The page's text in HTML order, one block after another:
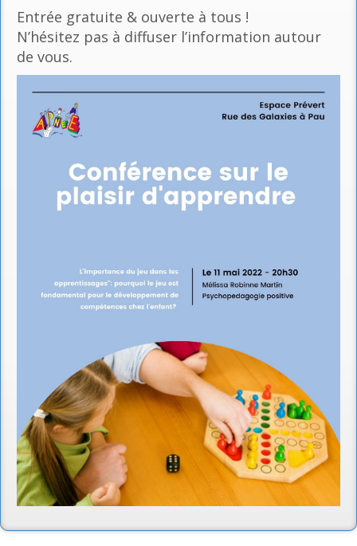
Entrée gratuite & ouverte à tous !
N’hésitez pas à diffuser l’information autour
de vous.